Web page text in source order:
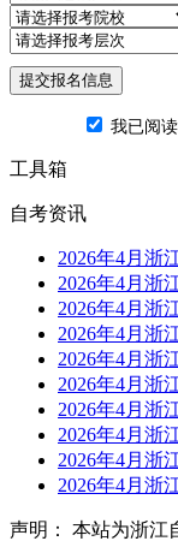
提交报名信息
我已阅
工具箱
自考资讯
2026年4月浙
2026年4月浙
2026年4月浙
2026年4月浙
2026年4月浙
2026年4月浙
2026年4月浙
2026年4月浙
2026年4月浙
2026年4月浙
声明： 本站为浙江